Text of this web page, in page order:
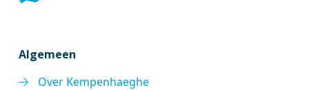
Algemeen
Over Kempenhaeghe